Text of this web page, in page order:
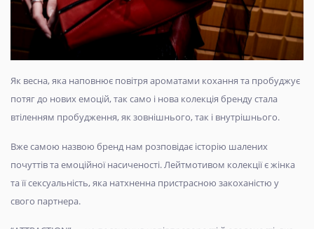
Як весна, яка наповнює повітря ароматами кохання та пробуджує
потяг до нових емоцій, так само і нова колекція бренду стала
втіленням пробудження, як зовнішнього, так і внутрішнього.
Вже самою назвою бренд нам розповідає історію шалених
почуттів та емоційної насиченості. Лейтмотивом колекції є жінка
та її сексуальність, яка натхненна пристрасною закоханістю у
свого партнера.